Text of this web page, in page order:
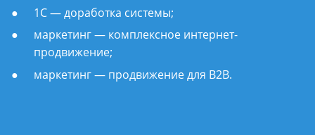
1С — доработка системы;
маркетинг — комплексное интернет-
продвижение;
маркетинг — продвижение для B2B.